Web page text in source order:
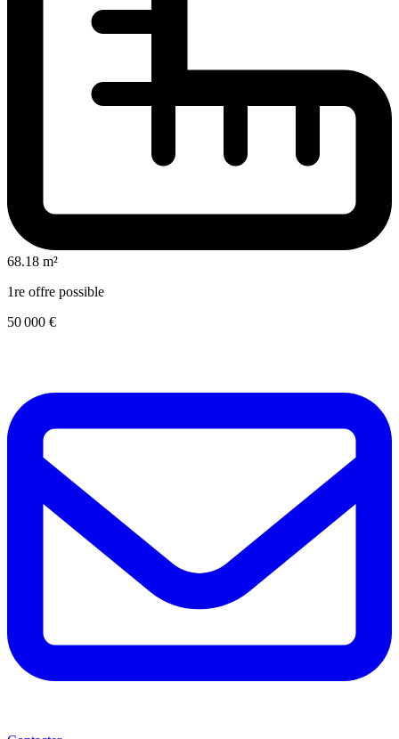
68.18 m²
1re offre possible
50 000 €